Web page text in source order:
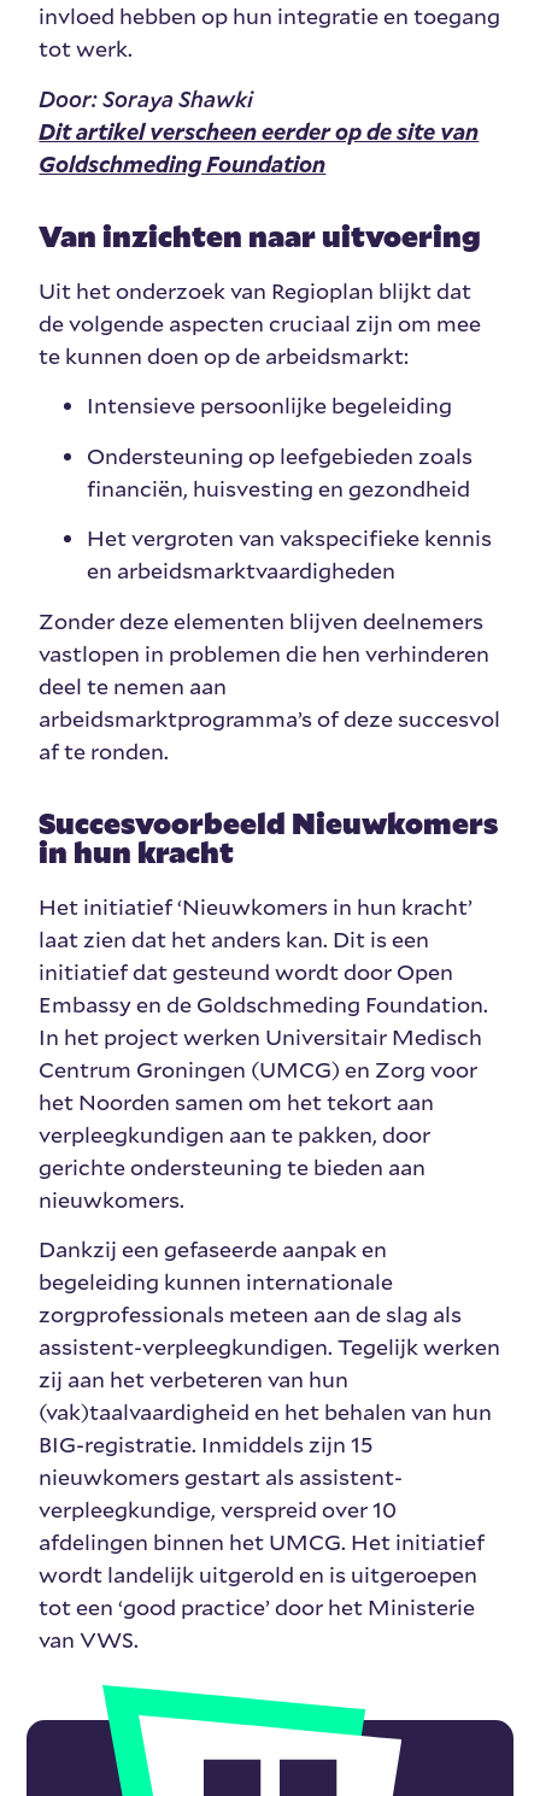
invloed hebben op hun integratie en toegang
tot werk.
Door: Soraya Shawki
Dit artikel verscheen eerder op de site van
Goldschmeding Foundation
Van inzichten naar uitvoering
Uit het onderzoek van Regioplan blijkt dat
de volgende aspecten cruciaal zijn om mee
te kunnen doen op de arbeidsmarkt:
Intensieve persoonlijke begeleiding
Ondersteuning op leefgebieden zoals
financiën, huisvesting en gezondheid
Het vergroten van vakspecifieke kennis
en arbeidsmarktvaardigheden
Zonder deze elementen blijven deelnemers
vastlopen in problemen die hen verhinderen
deel te nemen aan
arbeidsmarktprogramma’s of deze succesvol
af te ronden.
Succesvoorbeeld Nieuwkomers
in hun kracht
Het initiatief ‘Nieuwkomers in hun kracht’
laat zien dat het anders kan. Dit is een
initiatief dat gesteund wordt door Open
Embassy en de Goldschmeding Foundation.
In het project werken Universitair Medisch
Centrum Groningen (UMCG) en Zorg voor
het Noorden samen om het tekort aan
verpleegkundigen aan te pakken, door
gerichte ondersteuning te bieden aan
nieuwkomers.
Dankzij een gefaseerde aanpak en
begeleiding kunnen internationale
zorgprofessionals meteen aan de slag als
assistent-verpleegkundigen. Tegelijk werken
zij aan het verbeteren van hun
(vak)taalvaardigheid en het behalen van hun
BIG-registratie. Inmiddels zijn 15
nieuwkomers gestart als assistent-
verpleegkundige, verspreid over 10
afdelingen binnen het UMCG. Het initiatief
wordt landelijk uitgerold en is uitgeroepen
tot een ‘good practice’ door het Ministerie
van VWS.